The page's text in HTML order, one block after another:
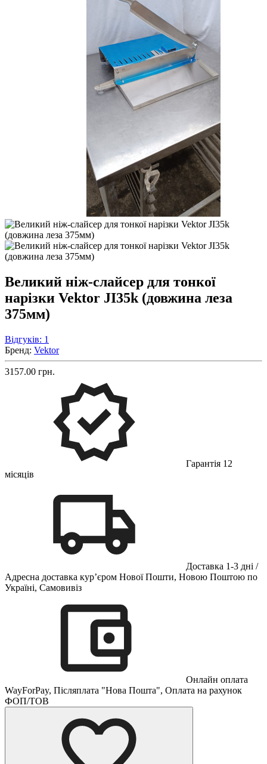
Великий ніж-слайсер для тонкої
нарізки Vektor JI35k (довжина леза
375мм)
Відгуків: 1
Бренд: Vektor
3157.00 грн.
Гарантія 12
місяців
Доставка 1-3 дні /
Адресна доставка кур’єром Нової Пошти, Новою Поштою по
Україні, Самовивіз
Онлайн оплата
WayForPay, Післяплата "Нова Пошта", Оплата на рахунок
ФОП/ТОВ